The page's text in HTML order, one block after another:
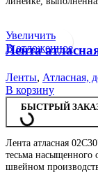
Увеличить
В отложенное
Лента
Ленты, Атласная,
В корзину
БЫСТРЫЙ
Лента атласная
тесьма насыщенного
швейном